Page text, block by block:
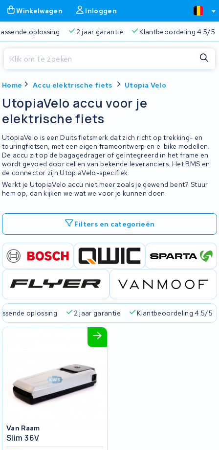
Winkelwagen Inloggen
oplossing 2 jaar garantie Klantbeoordeling 4.5/5
Home Accu elektrische fiets Utopia Velo
UtopiaVelo accu voor je
elektrische fiets
UtopiaVelo is een Duits fietsmerk dat zich richt op trekking- en
touringfietsen, met een eigen frameontwerp en e-bike modellen.
De accu zit op de bagagedrager of geïntegreerd in het frame en
wordt gevoed door cellen van bekende leveranciers. Het BMS en
de connector zijn UtopiaVelo-specifiek.
Werkt je UtopiaVelo accu niet meer zoals je gewend bent? Stuur
hem op, dan kijken we wat we voor je kunnen doen.
Filters en categorieën
oplossing 2 jaar garantie Klantbeoordeling 4.5/5
Van Raam
Slim 36V
Je winkelwagen is leeg.
Gratis verzending Altijd een passende oplossing 2
Sluiten
Begin te typen in de zoekbalk om te zoeken